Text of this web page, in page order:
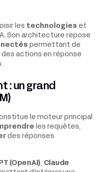
les technologies et
Son architecture repose
permettant de
actions en réponse
: un grand
le moteur principal
les requêtes,
des réponses
(OpenAI), Claude